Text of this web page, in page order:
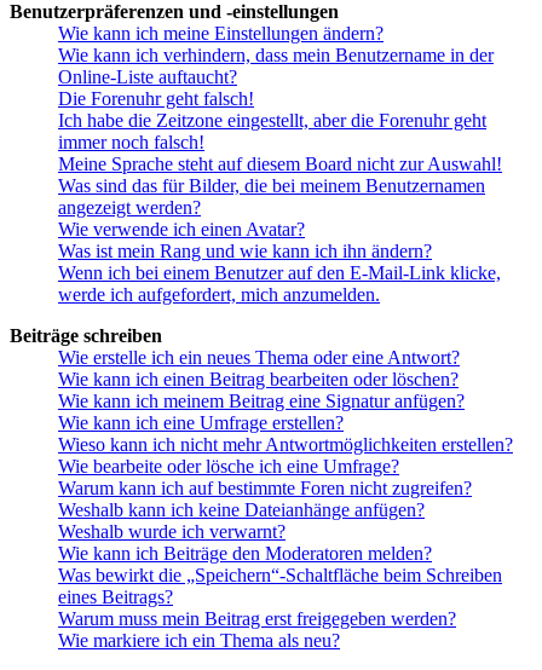
Benutzerpräferenzen und -einstellungen
Wie kann ich meine Einstellungen ändern?
Wie kann ich verhindern, dass mein Benutzername in der
Online-Liste auftaucht?
Die Forenuhr geht falsch!
Ich habe die Zeitzone eingestellt, aber die Forenuhr geht
immer noch falsch!
Meine Sprache steht auf diesem Board nicht zur Auswahl!
Was sind das für Bilder, die bei meinem Benutzernamen
angezeigt werden?
Wie verwende ich einen Avatar?
Was ist mein Rang und wie kann ich ihn ändern?
Wenn ich bei einem Benutzer auf den E-Mail-Link klicke,
werde ich aufgefordert, mich anzumelden.
Beiträge schreiben
Wie erstelle ich ein neues Thema oder eine Antwort?
Wie kann ich einen Beitrag bearbeiten oder löschen?
Wie kann ich meinem Beitrag eine Signatur anfügen?
Wie kann ich eine Umfrage erstellen?
Wieso kann ich nicht mehr Antwortmöglichkeiten erstellen?
Wie bearbeite oder lösche ich eine Umfrage?
Warum kann ich auf bestimmte Foren nicht zugreifen?
Weshalb kann ich keine Dateianhänge anfügen?
Weshalb wurde ich verwarnt?
Wie kann ich Beiträge den Moderatoren melden?
Was bewirkt die „Speichern“-Schaltfläche beim Schreiben
eines Beitrags?
Warum muss mein Beitrag erst freigegeben werden?
Wie markiere ich ein Thema als neu?